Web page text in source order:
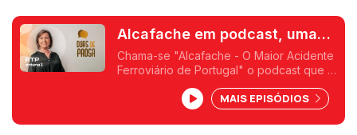
Alcafache em podcast, uma
parceria Público/Antena 1
Chama-se "Alcafache - O Maior Acidente
Ferroviário de Portugal" o podcast que já
Público, e Miguel Soares, da Antena 1,
contam como surgiu e o que se pode
esperar.
MAIS EPISÓDIOS